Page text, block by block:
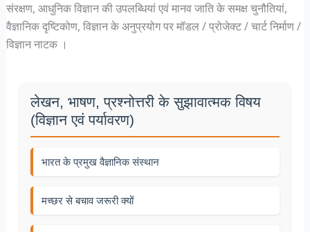
संरक्षण, आधुनिक विज्ञान की उपलब्धियां एवं मानव जाति के समक्ष चुनौतियां,
वैज्ञानिक दृष्टिकोण, विज्ञान के अनुप्रयोग पर मॉडल / प्रोजेक्ट / चार्ट निर्माण /
विज्ञान नाटक ।
लेखन, भाषण, प्रश्नोत्तरी के सुझावात्मक विषय
(विज्ञान एवं पर्यावरण)
भारत के प्रमुख वैज्ञानिक संस्थान
मच्छर से बचाव जरूरी क्यों